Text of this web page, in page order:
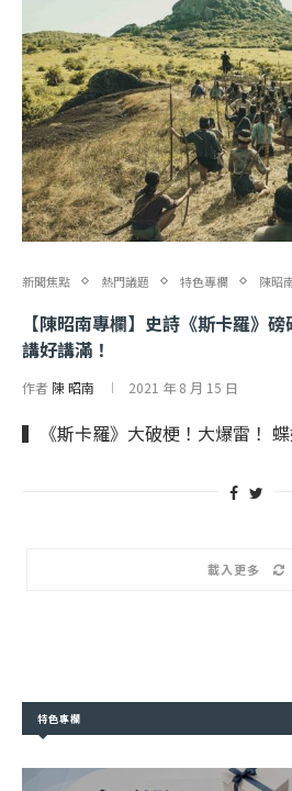
新聞焦點 熱門議題 特色專欄 陳昭
【陳昭南專欄】史詩《斯卡羅》
講好講滿！
作者 陳 昭南 2021 年 8 月 15 日
▍《斯卡羅》大破梗！大爆雷！
載入更多
特色專欄